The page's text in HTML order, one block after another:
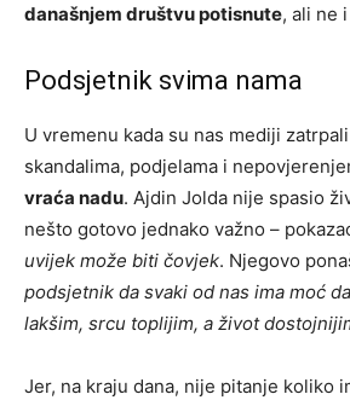
današnjem društvu potisnute, ali ne
Podsjetnik svima nama
U vremenu kada su nas mediji
skandalima, podjelama i
vraća nadu. Ajdin Jolda nije spasio
nešto gotovo jednako važno –
uvijek može biti čovjek. Njegovo
podsjetnik da svaki od nas ima moć
lakšim, srcu toplijim, a život
Jer, na kraju dana, nije pitanje koliko